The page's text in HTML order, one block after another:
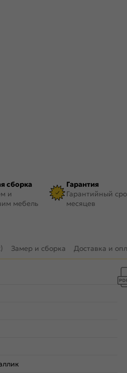
сборка
и
мебель
Гарантия
Гарантийный
месяцев
Замер и сборка Доставка и